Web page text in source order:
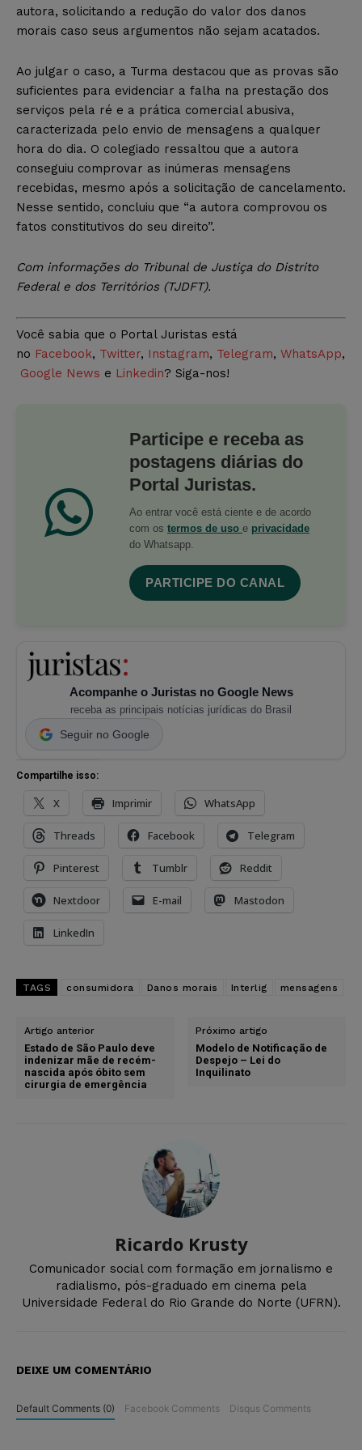
autora, solicitando a redução do valor dos danos
morais caso seus argumentos não sejam acatados.
Ao julgar o caso, a Turma destacou que as provas são
suficientes para evidenciar a falha na prestação dos
serviços pela ré e a prática comercial abusiva,
caracterizada pelo envio de mensagens a qualquer
hora do dia. O colegiado ressaltou que a autora
conseguiu comprovar as inúmeras mensagens
recebidas, mesmo após a solicitação de cancelamento.
Nesse sentido, concluiu que “a autora comprovou os
fatos constitutivos do seu direito”.
Com informações do Tribunal de Justiça do Distrito
Federal e dos Territórios (TJDFT).
Você sabia que o Portal Juristas está
no Facebook, Twitter, Instagram, Telegram, WhatsApp,
Google News e Linkedin? Siga-nos!
Participe e receba as
postagens diárias do
Portal Juristas.
Ao entrar você está ciente e de acordo
com os termos de uso e privacidade
do Whatsapp.
PARTICIPE DO CANAL
Acompanhe o Juristas no Google News
receba as principais notícias jurídicas do Brasil
Seguir no Google
Compartilhe isso:
X Imprimir WhatsApp
Threads Facebook Telegram
Pinterest Tumblr Reddit
Nextdoor E-mail Mastodon
LinkedIn
TAGS consumidora Danos morais Interlig mensagens
Artigo anterior
Estado de São Paulo deve
indenizar mãe de recém-
nascida após óbito sem
cirurgia de emergência
Próximo artigo
Modelo de Notificação de
Despejo – Lei do
Inquilinato
Ricardo Krusty
Comunicador social com formação em jornalismo e
radialismo, pós-graduado em cinema pela
Universidade Federal do Rio Grande do Norte (UFRN).
DEIXE UM COMENTÁRIO
Default Comments (0) Facebook Comments Disqus Comments